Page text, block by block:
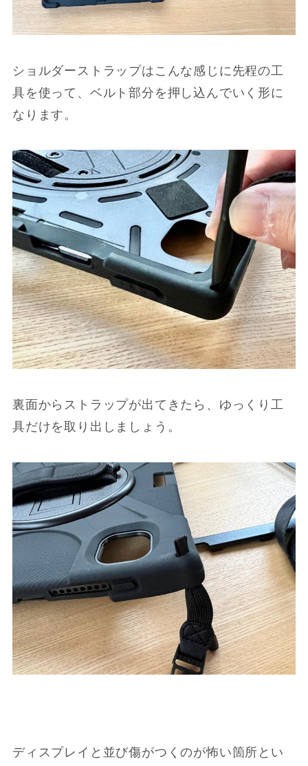
ショルダーストラップはこんな感じに先程の工
具を使って、ベルト部分を押し込んでいく形に
なります。
裏面からストラップが出てきたら、ゆっくり工
具だけを取り出しましょう。
ディスプレイと並び傷がつくのが怖い箇所とい